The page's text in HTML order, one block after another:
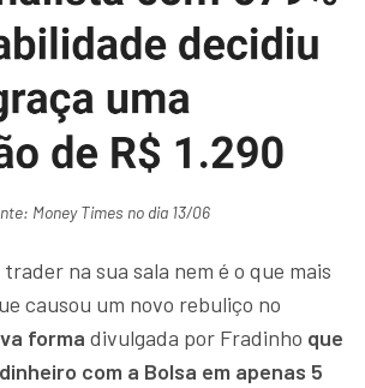
Money Times no dia 13/06
na sua sala nem é o que mais
causou um novo rebuliço no
forma divulgada por Fradinho que
com a Bolsa em apenas 5